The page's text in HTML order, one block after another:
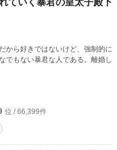
ていく暴君の皇太子殿下
から好きではないけど、強制的に
でもない暴君な人である。離婚し
位 / 66,399件